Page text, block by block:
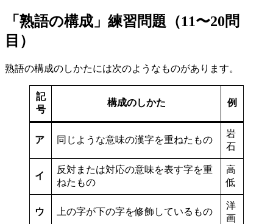
「熟語の構成」練習問題（11〜20問
目）
熟語の構成のしかたには次のようなものがあります。
記
号
構成のしかた 例
ア 同じような意味の漢字を重ねたもの
岩
石
イ
反対または対応の意味を表す字を重
ねたもの
高
低
ウ 上の字が下の字を修飾しているもの
洋
画